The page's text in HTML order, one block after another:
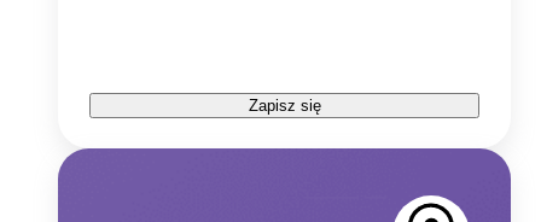
Zapisz się